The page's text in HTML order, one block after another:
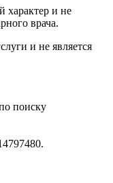
характер и не
врача.
и не является
поиску